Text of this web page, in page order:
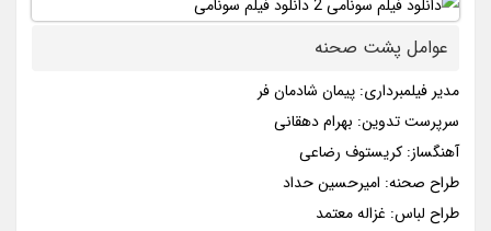
عوامل پشت صحنه
مدیر فیلمبرداری: پیمان شادمان فر
سرپرست تدوین: بهرام دهقانی
آهنگساز: کریستوف رضاعی
طراح صحنه: امیرحسین حداد
طراح لباس: غزاله معتمد